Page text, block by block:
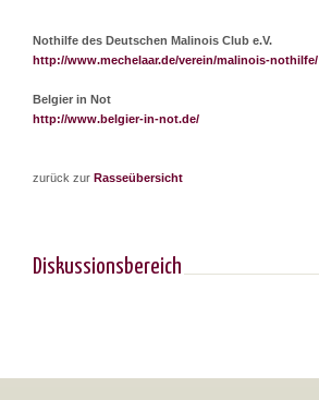
Nothilfe des Deutschen Malinois Club e.V.
http://www.mechelaar.de/verein/malinois-nothilfe/
Belgier in Not
http://www.belgier-in-not.de/
zurück zur Rasseübersicht
Diskussionsbereich